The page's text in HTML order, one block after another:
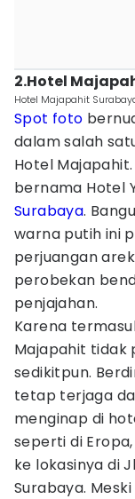
2.Hotel
Hotel Majapahit
Spot foto
dalam salah
Hotel
bernama Hotel
Surabaya.
warna putih ini
perjuangan
perobekan
penjajahan.
Karena
Majapahit tidak
sedikitpun.
tetap terjaga
menginap di
seperti di
ke lokasinya di
Surabaya.